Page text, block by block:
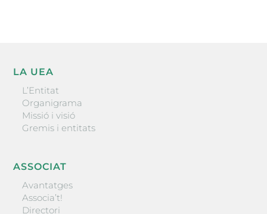
LA UEA
L’Entitat
Organigrama
Missió i visió
Gremis i entitats
ASSOCIAT
Avantatges
Associa’t!
Directori